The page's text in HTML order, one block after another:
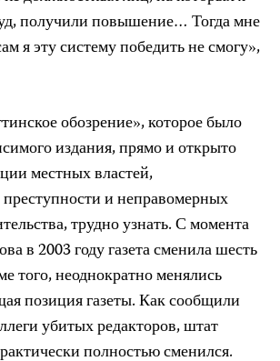
получили повышение… Тогда мне
я эту систему победить не смогу»,
обозрение», которое было
издания, прямо и открыто
местных властей,
и неправомерных
трудно узнать. С момента
в 2003 году газета сменила шесть
того, неоднократно менялись
позиция газеты. Как сообщили
убитых редакторов, штат
полностью сменился.